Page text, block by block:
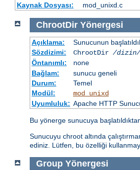
Kaynak Dosyası:
mod_unixd.c
ChrootDir Yönergesi
Açıklama:
Sunucunun
Sözdizimi:
ChrootDir /dizin/
Öntanımlı:
none
Bağlam:
sunucu geneli
Durum:
Temel
Modül:
mod_unixd
Uyumluluk: Apache HTTP
Bu yönerge sunucuya
Sunucuyu chroot altında
ediniz. Lütfen, bu özelliği
Group Yönergesi